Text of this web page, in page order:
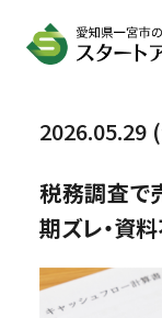
サー
税
創
2026.05.29
税務調査で
期ズレ・資